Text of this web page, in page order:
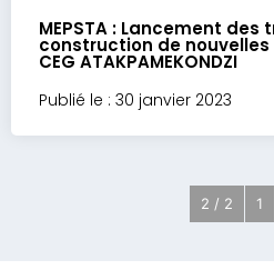
MEPSTA : Lancement des
construction de
CEG ATAKPAMEKONDZI
Publié le : 30 janvier 2023
2 / 2 1